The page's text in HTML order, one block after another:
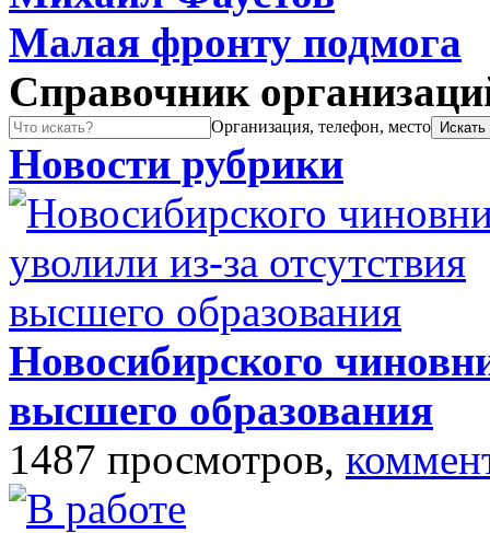
Малая фронту подмога
Справочник
Организация, телефон, место
Новости рубрики
Новосибирского
высшего образования
1487 просмотров,